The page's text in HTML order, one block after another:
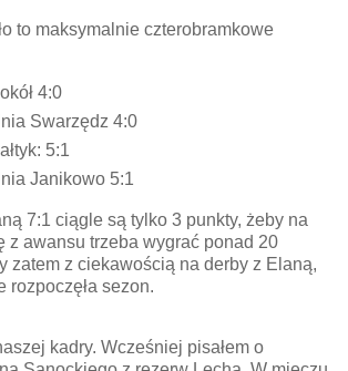
to maksymalnie czterobramkowe
4:0
Swarzędz 4:0
5:1
Janikowo 5:1
7:1 ciągle są tylko 3 punkty, żeby na
z awansu trzeba wygrać ponad 20
zatem z ciekawością na derby z Elaną,
rozpoczęła sezon.
kadry. Wcześniej pisałem o